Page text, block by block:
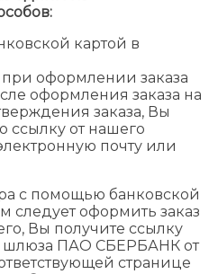
картой в
оформлении заказа
оформления заказа на
заказа, Вы
ссылку от нашего
почту или
с помощью банковской
следует оформить заказ
Вы получите ссылку
шлюза ПАО СБЕРБАНК от
странице